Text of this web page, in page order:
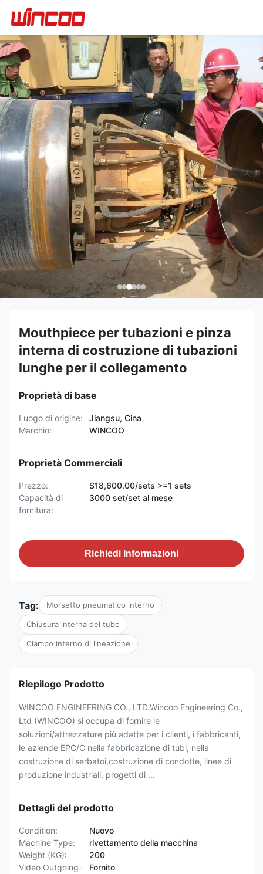
Mouthpiece per tubazioni e pinza
interna di costruzione di tubazioni
lunghe per il collegamento
Proprietà di base
Luogo di origine:
Jiangsu, Cina
Marchio:
WINCOO
Proprietà Commerciali
Prezzo:
$18,600.00/sets >=1 sets
Capacità di
fornitura:
3000 set/set al mese
Richiedi Informazioni
Tag: Morsetto pneumatico interno
Chiusura interna del tubo
Clampo interno di lineazione
Riepilogo Prodotto
WINCOO ENGINEERING CO., LTD.Wincoo Engineering Co.,
Ltd (WINCOO) si occupa di fornire le
soluzioni/attrezzature più adatte per i clienti, i fabbricanti,
le aziende EPC/C nella fabbricazione di tubi, nella
costruzione di serbatoi,costruzione di condotte, linee di
produzione industriali, progetti di ...
Dettagli del prodotto
Condition:
Nuovo
Machine Type:
rivettamento della macchina
Weight (KG):
200
Video Outgoing-
Fornito